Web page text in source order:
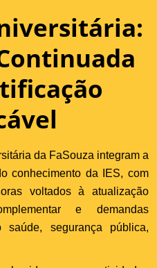
da FaSouza integram a
conhecimento da IES, com
voltados à atualização
e demandas
segurança pública,